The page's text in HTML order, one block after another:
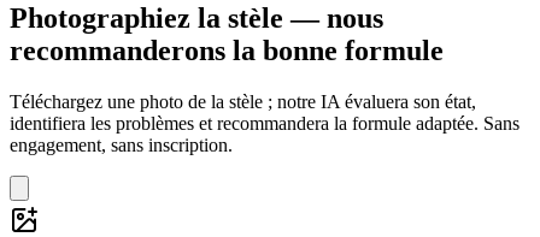
Photographiez la stèle — nous
recommanderons la bonne formule
Téléchargez une photo de la stèle ; notre IA évaluera son état,
identifiera les problèmes et recommandera la formule adaptée. Sans
engagement, sans inscription.